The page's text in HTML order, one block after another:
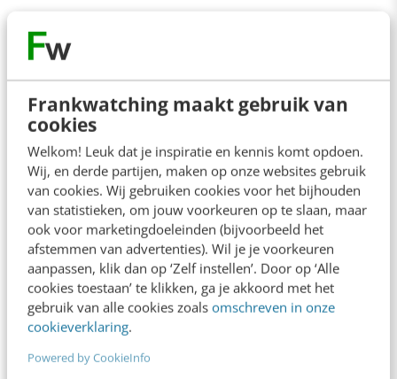
Frankwatching maakt gebruik van
cookies
Welkom! Leuk dat je inspiratie en kennis komt opdoen.
Wij, en derde partijen, maken op onze websites gebruik
van cookies. Wij gebruiken cookies voor het bijhouden
van statistieken, om jouw voorkeuren op te slaan, maar
ook voor marketingdoeleinden (bijvoorbeeld het
afstemmen van advertenties). Wil je je voorkeuren
aanpassen, klik dan op ‘Zelf instellen’. Door op ‘Alle
cookies toestaan’ te klikken, ga je akkoord met het
gebruik van alle cookies zoals omschreven in onze
cookieverklaring.
Powered by CookieInfo
redactie@frankwatching.com
+31 30 200 1045
Tarieven
Meer contactopties
Frankwatching
Adverteren